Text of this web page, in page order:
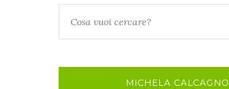
MICHELA CALCAGNO